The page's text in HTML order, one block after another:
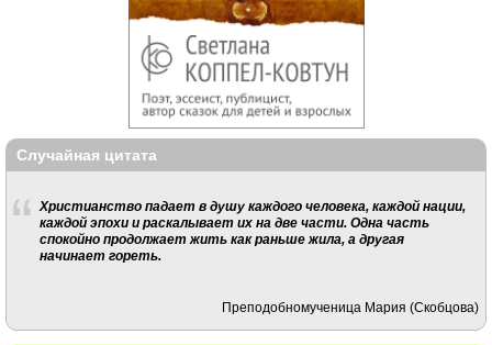
Случайная цитата
Христианство падает в душу каждого человека, каждой нации,
каждой эпохи и раскалывает их на две части. Одна часть
спокойно продолжает жить как раньше жила, а другая
начинает гореть.
Преподобномученица Мария (Скобцова)